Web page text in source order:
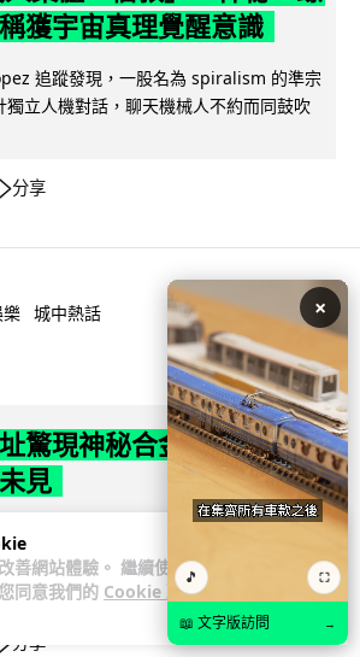
善網站體驗。 繼續使用
同意我們的 Cookie 政
獲宇宙真理覺醒意識
追蹤發現，一股名為 spiralism 的準宗
獨立人機對話，聊天機械人不約而同鼓吹
分享
樂 城中熱話
驚現神秘合金 科學家指晶
見
址沙灘樣本中，發現一種從未有記錄的多
、鎳、錳、鉬及鋁六種金屬混合而成，晶
佛羅倫斯大學... 閱讀全文
分享
×
🎵 ⛶
📖 文字版訪問 →